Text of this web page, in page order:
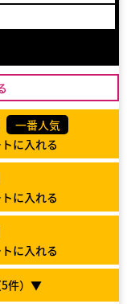
一番人気
に入れる
に入れる
に入れる
5件）▼